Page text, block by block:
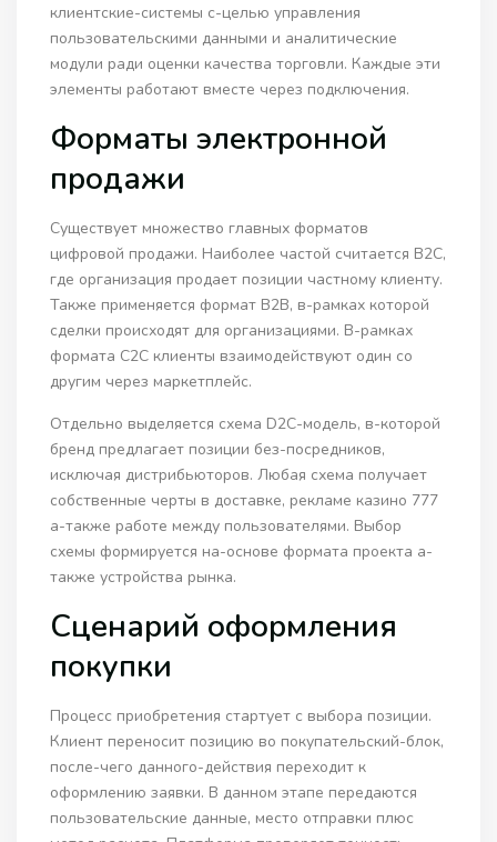
клиентские-системы с-целью управления
пользовательскими данными и аналитические
модули ради оценки качества торговли. Каждые эти
элементы работают вместе через подключения.
Форматы электронной
продажи
Существует множество главных форматов
цифровой продажи. Наиболее частой считается B2C,
где организация продает позиции частному клиенту.
Также применяется формат B2B, в-рамках которой
сделки происходят для организациями. В-рамках
формата C2C клиенты взаимодействуют один со
другим через маркетплейс.
Отдельно выделяется схема D2C-модель, в-которой
бренд предлагает позиции без-посредников,
исключая дистрибьюторов. Любая схема получает
собственные черты в доставке, рекламе казино 777
а-также работе между пользователями. Выбор
схемы формируется на-основе формата проекта а-
также устройства рынка.
Сценарий оформления
покупки
Процесс приобретения стартует с выбора позиции.
Клиент переносит позицию во покупательский-блок,
после-чего данного-действия переходит к
оформлению заявки. В данном этапе передаются
пользовательские данные, место отправки плюс